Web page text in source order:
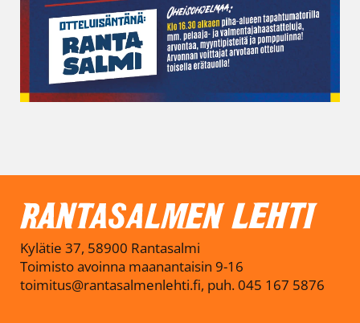
Kylätie 37, 58900 Rantasalmi
Toimisto avoinna maanantaisin 9-16
toimitus@rantasalmenlehti.fi, puh. 045 167 5876